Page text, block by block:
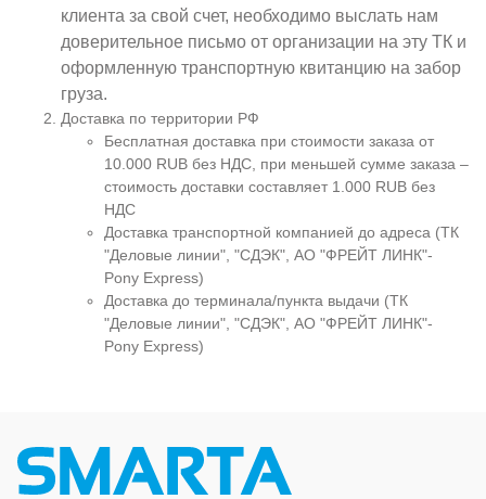
клиента за свой счет, необходимо выслать нам
доверительное письмо от организации на эту ТК и
оформленную транспортную квитанцию на забор
груза.
Доставка по территории РФ
Бесплатная доставка при стоимости заказа от
10.000 RUB без НДС, при меньшей сумме заказа –
стоимость доставки составляет 1.000 RUB без
НДС
Доставка транспортной компанией до адреса (ТК
"Деловые линии", "СДЭК", АО "ФРЕЙТ ЛИНК"-
Pony Express)
Доставка до терминала/пункта выдачи (ТК
"Деловые линии", "СДЭК", АО "ФРЕЙТ ЛИНК"-
Pony Express)